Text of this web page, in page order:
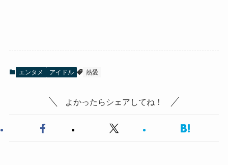
エンタメ アイドル 熱愛
よかったらシェアしてね！